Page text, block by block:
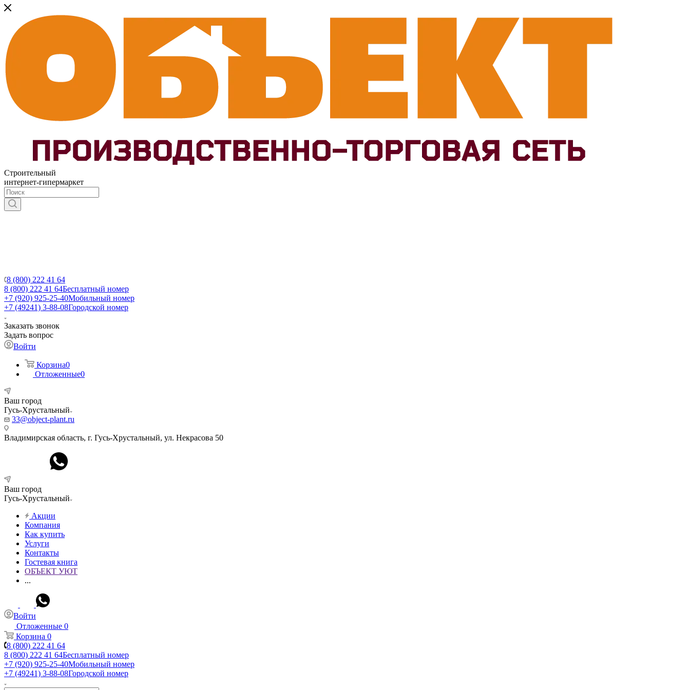
Строительный
интернет-гипермаркет
8 (800) 222 41 64
8 (800) 222 41 64Бесплатный номер
+7 (920) 925-25-40Мобильный номер
+7 (49241) 3-88-08Городской номер
Заказать звонок
Задать вопрос
Войти
Корзина0
Отложенные0
Ваш город
Гусь-Хрустальный
33@object-plant.ru
Владимирская область, г. Гусь-Хрустальный, ул. Некрасова 50
Ваш город
Гусь-Хрустальный
Акции
Компания
Как купить
Услуги
Контакты
Гостевая книга
ОБЪЕКТ УЮТ
...
Войти
Отложенные 0
Корзина 0
8 (800) 222 41 64
8 (800) 222 41 64Бесплатный номер
+7 (920) 925-25-40Мобильный номер
+7 (49241) 3-88-08Городской номер